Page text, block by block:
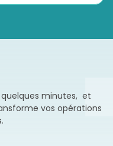
minutes, et
vos opérations